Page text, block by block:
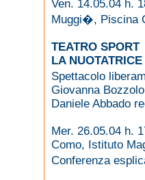
Ven. 14.05.04 h.
Muggi�, Piscina
TEATRO SPORT
LA NUOTATRICE
Spettacolo
Giovanna
Daniele Abbado
Mer. 26.05.04 h.
Como, Istituto
Conferenza